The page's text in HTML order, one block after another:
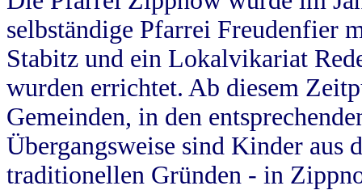
selbständige Pfarrei Freudenfier
Stabitz und ein Lokalvikariat
wurden errichtet. Ab diesem
Gemeinden, in den
Übergangsweise sind Kinder aus
traditionellen Gründen - in